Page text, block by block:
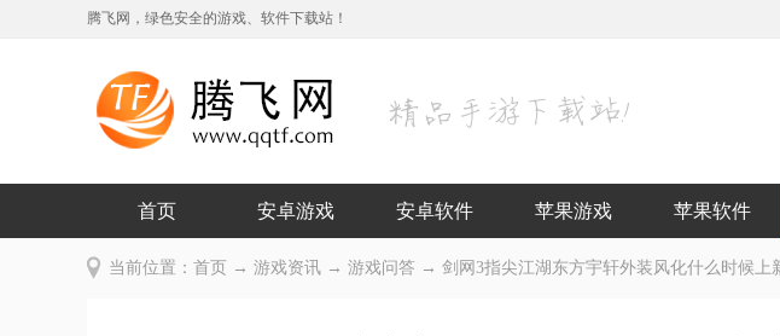
腾飞网，绿色安全的游戏、软件下载站！
首页 安卓游戏 安卓软件 苹果游戏 苹果软件
当前位置： 首页 → 游戏资讯 → 游戏问答 → 剑网3指尖江湖东方宇轩外装风化什么时候上